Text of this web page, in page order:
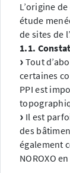
L’origine
étude
de sites de
1.1.
Tout
certaines
PPI est
Il est
des
également
NOROXO